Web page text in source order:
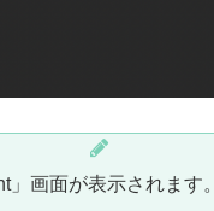
」画面が表示されます。